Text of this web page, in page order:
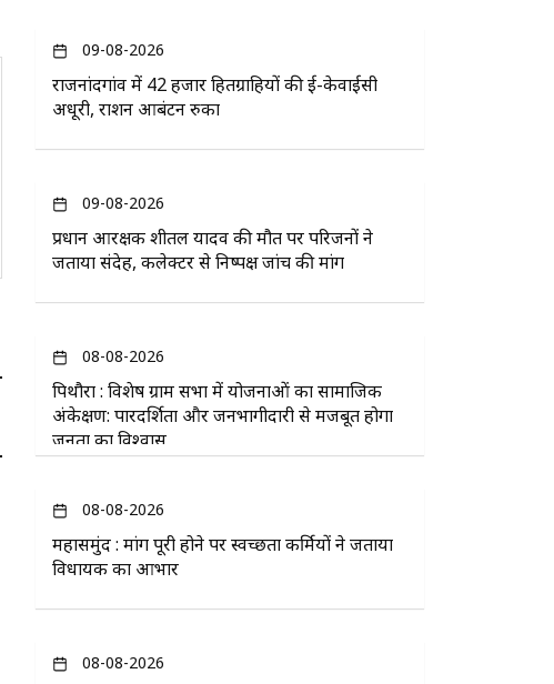
09-08-2026
राजनांदगांव में 42 हजार हितग्राहियों की ई-केवाईसी
अधूरी, राशन आबंटन रुका
09-08-2026
प्रधान आरक्षक शीतल यादव की मौत पर परिजनों ने
जताया संदेह, कलेक्टर से निष्पक्ष जांच की मांग
08-08-2026
पिथौरा : विशेष ग्राम सभा में योजनाओं का सामाजिक
अंकेक्षण: पारदर्शिता और जनभागीदारी से मजबूत होगा
जनता का विश्वास
08-08-2026
महासमुंद : मांग पूरी होने पर स्वच्छता कर्मियों ने जताया
विधायक का आभार
08-08-2026